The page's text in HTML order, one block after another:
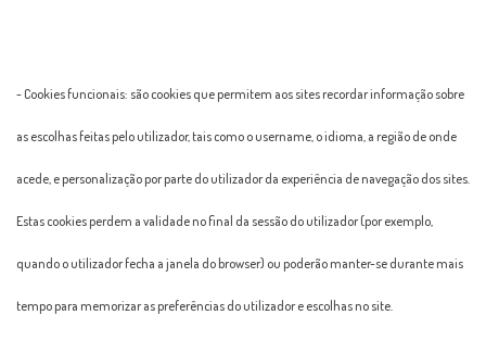
- Cookies funcionais: são cookies que permitem aos sites recordar informação sobre
as escolhas feitas pelo utilizador, tais como o username, o idioma, a região de onde
acede, e personalização por parte do utilizador da experiência de navegação dos sites.
Estas cookies perdem a validade no final da sessão do utilizador (por exemplo,
quando o utilizador fecha a janela do browser) ou poderão manter-se durante mais
tempo para memorizar as preferências do utilizador e escolhas no site.